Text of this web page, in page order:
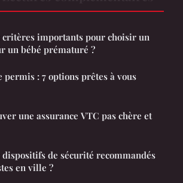
critères importants pour choisir un
un bébé prématuré ?
permis : 7 options prêtes à vous
une assurance VTC pas chère et
dispositifs de sécurité recommandés
en ville ?